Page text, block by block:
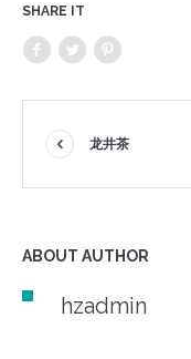
SHARE IT
龙井茶
ABOUT AUTHOR
hzadmin